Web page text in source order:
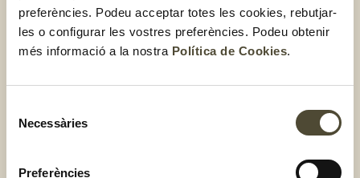
preferències. Podeu acceptar totes les cookies, rebutjar-
les o configurar les vostres preferències. Podeu obtenir
més informació a la nostra Política de Cookies.
Necessàries
Preferències